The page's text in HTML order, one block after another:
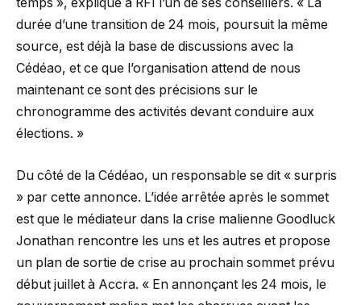
temps », explique à RFI l’un de ses conseillers. « La
durée d’une transition de 24 mois, poursuit la même
source, est déjà la base de discussions avec la
Cédéao, et ce que l’organisation attend de nous
maintenant ce sont des précisions sur le
chronogramme des activités devant conduire aux
élections. »
Du côté de la Cédéao, un responsable se dit « surpris
» par cette annonce. L’idée arrêtée après le sommet
est que le médiateur dans la crise malienne Goodluck
Jonathan rencontre les uns et les autres et propose
un plan de sortie de crise au prochain sommet prévu
début juillet à Accra. « En annonçant les 24 mois, le